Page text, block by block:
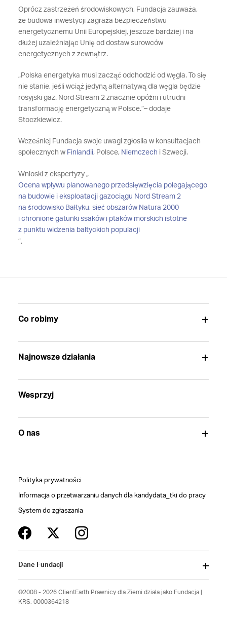
Oprócz zastrzeżeń środowiskowych, Fundacja zauważa,
że budowa inwestycji zagraża bezpieczeństwu
energetycznemu Unii Europejskiej, jeszcze bardziej i na
dłużej uzależniając Unię od dostaw surowców
energetycznych z zewnątrz.
„Polska energetyka musi zacząć odchodzić od węgla. To się
nie stanie, jeśli wciąż jedyną alternatywą dla węgla będzie
rosyjski gaz. Nord Stream 2 znacznie opóźni i utrudni
transformację energetyczną w Polsce.”– dodaje
Stoczkiewicz.
Wcześniej Fundacja swoje uwagi zgłosiła w konsultacjach
społecznych w Finlandii, Polsce, Niemczech i Szwecji.
Wnioski z ekspertyzy „
Ocena wpływu planowanego przedsięwzięcia polegającego
na budowie i eksploatacji gazociągu Nord Stream 2
na środowisko Bałtyku, sieć obszarów Natura 2000
i chronione gatunki ssaków i ptaków morskich istotne
z punktu widzenia bałtyckich populacji
”.
Co robimy
Najnowsze działania
Wesprzyj
O nas
Polityka prywatności
Informacja o przetwarzaniu danych dla kandydata_tki do pracy
System do zgłaszania
Dane Fundacji
©2008 - 2026 ClientEarth Prawnicy dla Ziemi działa jako Fundacja |
KRS: 0000364218